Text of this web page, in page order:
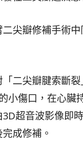
尖瓣修補手術
二尖瓣腱索斷
小傷口，在心臟
超音波影像即
成修補。